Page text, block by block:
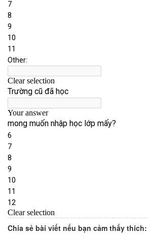
Chia sẻ bài viết nếu bạn cảm thấy thích: